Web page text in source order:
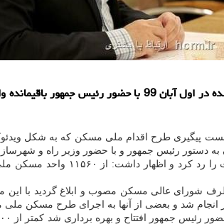
پیگیری طرح اقدام ملی مسکن که به شکل
راه و شهرسازی، ۴۰۰ هزار واحد طرح اقدام ملی مسکن تعیین
انجام شد و بعضی از آنها به اجرای طرح مسکن